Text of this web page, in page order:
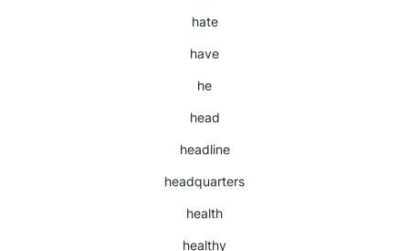
hate
have
he
head
headline
headquarters
health
healthy